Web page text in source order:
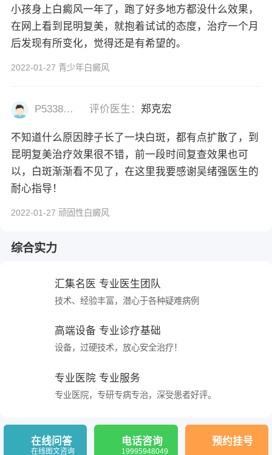
小孩身上白癜风一年了，跑了好多地方都没什么效果，
在网上看到昆明复美，就抱着试试的态度，治疗一个月
后发现有所变化，觉得还是有希望的。
2022-01-27 青少年白癜风
P53382977 评价医生：郑克宏
不知道什么原因脖子长了一块白斑，都有点扩散了，到
昆明复美治疗效果很不错，前一段时间复查效果也可
以，白斑渐渐看不见了，在这里我要感谢吴绪强医生的
耐心指导！
2022-01-27 顽固性白癜风
综合实力
汇集名医 专业医生团队
技术、经验丰富，潜心于各种疑难病例
高端设备 专业诊疗基础
设备，过硬技术，放心安全治疗！
专业医院 专业服务
专业医院，专研专病专治，深受患者好评。
在线问答
在线图文咨询
电话咨询
19995948049
预约挂号